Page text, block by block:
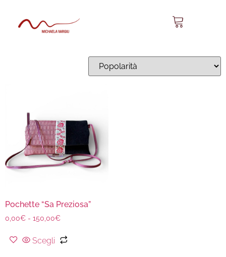
Sa Preziosa 23
Pochette “Sa Preziosa”
0,00€ - 150,00€
Scegli